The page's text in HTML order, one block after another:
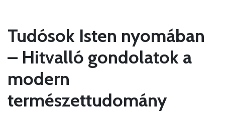
Tudósok Isten nyomában
– Hitvalló gondolatok a
modern
természettudomány